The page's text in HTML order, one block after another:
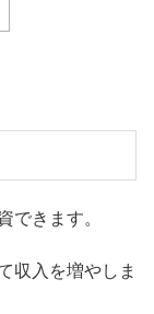
できます。
収入を増やしま